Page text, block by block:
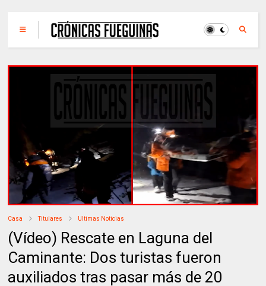
Casa Titulares Ultimas Noticias
(Vídeo) Rescate en Laguna del
Caminante: Dos turistas fueron
auxiliados tras pasar más de 20